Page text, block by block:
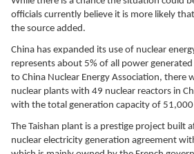
officials currently believe it is more likely
the source added.
China has expanded its use of nuclear
represents about 5% of all power
to China Nuclear Energy Association, there
nuclear plants with 49 nuclear reactors in
with the total generation capacity of
The Taishan plant is a prestige project built
nuclear electricity generation agreement